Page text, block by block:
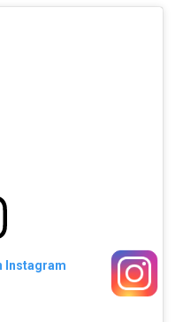
Instagram